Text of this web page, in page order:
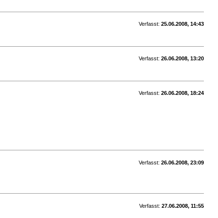
Verfasst: 25.06.2008, 14:43
Verfasst: 26.06.2008, 13:20
Verfasst: 26.06.2008, 18:24
Verfasst: 26.06.2008, 23:09
Verfasst: 27.06.2008, 11:55